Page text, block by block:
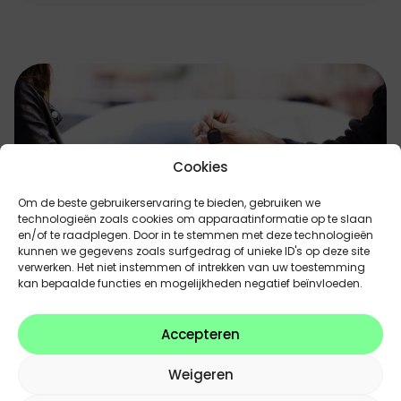
Cookies
Om de beste gebruikerservaring te bieden, gebruiken we
technologieën zoals cookies om apparaatinformatie op te slaan
en/of te raadplegen. Door in te stemmen met deze technologieën
kunnen we gegevens zoals surfgedrag of unieke ID's op deze site
verwerken. Het niet instemmen of intrekken van uw toestemming
kan bepaalde functies en mogelijkheden negatief beïnvloeden.
Accepteren
Weigeren
Verkoop uw auto
Het proces is snel, correct en eenvoudig. Je krijgt
een eerlijke en transparante waardebepaling van je